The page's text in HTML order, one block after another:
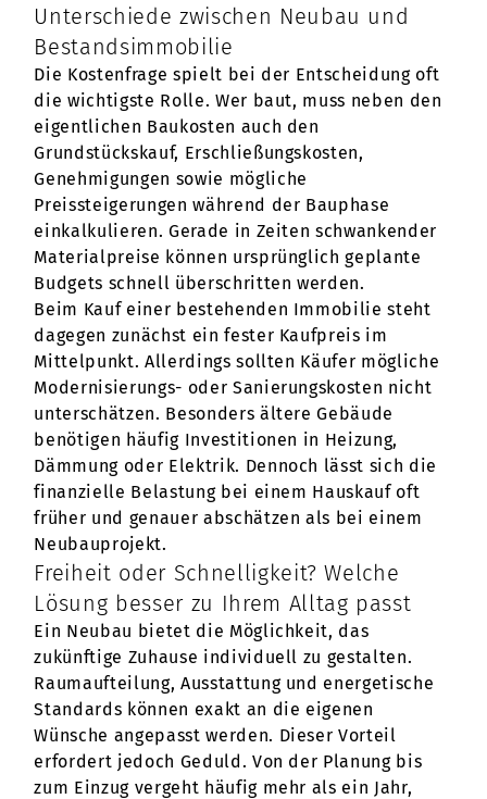
Unterschiede zwischen Neubau und
Bestandsimmobilie
Die Kostenfrage spielt bei der Entscheidung oft
die wichtigste Rolle. Wer baut, muss neben den
eigentlichen Baukosten auch den
Grundstückskauf, Erschließungskosten,
Genehmigungen sowie mögliche
Preissteigerungen während der Bauphase
einkalkulieren. Gerade in Zeiten schwankender
Materialpreise können ursprünglich geplante
Budgets schnell überschritten werden.
Beim Kauf einer bestehenden Immobilie steht
dagegen zunächst ein fester Kaufpreis im
Mittelpunkt. Allerdings sollten Käufer mögliche
Modernisierungs- oder Sanierungskosten nicht
unterschätzen. Besonders ältere Gebäude
benötigen häufig Investitionen in Heizung,
Dämmung oder Elektrik. Dennoch lässt sich die
finanzielle Belastung bei einem Hauskauf oft
früher und genauer abschätzen als bei einem
Neubauprojekt.
Freiheit oder Schnelligkeit? Welche
Lösung besser zu Ihrem Alltag passt
Ein Neubau bietet die Möglichkeit, das
zukünftige Zuhause individuell zu gestalten.
Raumaufteilung, Ausstattung und energetische
Standards können exakt an die eigenen
Wünsche angepasst werden. Dieser Vorteil
erfordert jedoch Geduld. Von der Planung bis
zum Einzug vergeht häufig mehr als ein Jahr,